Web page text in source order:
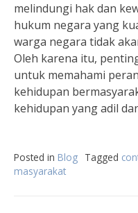
melindungi hak dan
hukum negara yang
warga negara tidak
Oleh karena itu,
untuk memahami
kehidupan
kehidupan yang adil
Posted in Blog Tagged
masyarakat